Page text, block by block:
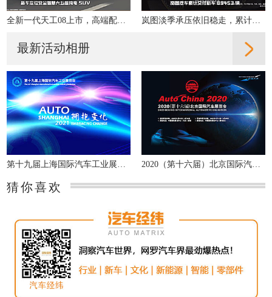
全新一代天工08上市，高端配置大众化，重新定义性价比 岚图淡季承压依旧稳走，累计交付同比增31%
最新活动相册
第十九届上海国际汽车工业展览会 2020（第十六届）北京国际汽车展览会
猜你喜欢